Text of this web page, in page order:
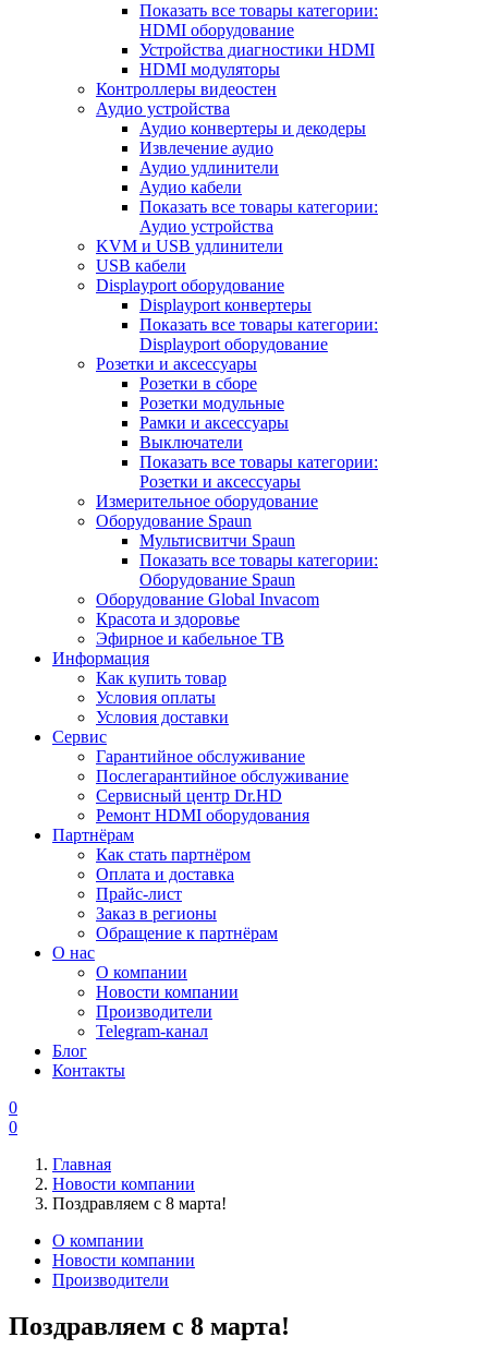
Показать все товары категории:
HDMI оборудование
Устройства диагностики HDMI
HDMI модуляторы
Контроллеры видеостен
Аудио устройства
Аудио конвертеры и декодеры
Извлечение аудио
Аудио удлинители
Аудио кабели
Показать все товары категории:
Аудио устройства
KVM и USB удлинители
USB кабели
Displayport оборудование
Displayport конвертеры
Показать все товары категории:
Displayport оборудование
Розетки и аксессуары
Розетки в сборе
Розетки модульные
Рамки и аксессуары
Выключатели
Показать все товары категории:
Розетки и аксессуары
Измерительное оборудование
Оборудование Spaun
Мультисвитчи Spaun
Показать все товары категории:
Оборудование Spaun
Оборудование Global Invacom
Красота и здоровье
Эфирное и кабельное ТВ
Информация
Как купить товар
Условия оплаты
Условия доставки
Сервис
Гарантийное обслуживание
Послегарантийное обслуживание
Сервисный центр Dr.HD
Ремонт HDMI оборудования
Партнёрам
Как стать партнёром
Оплата и доставка
Прайс-лист
Заказ в регионы
Обращение к партнёрам
О нас
О компании
Новости компании
Производители
Telegram-канал
Блог
Контакты
0
0
Главная
Новости компании
Поздравляем с 8 марта!
О компании
Новости компании
Производители
Поздравляем с 8 марта!